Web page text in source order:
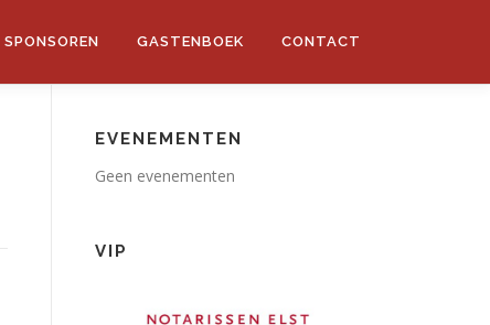
SPONSOREN GASTENBOEK CONTACT
EVENEMENTEN
Geen evenementen
VIP